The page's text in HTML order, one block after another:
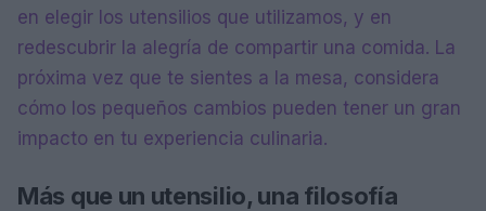
en elegir los utensilios que utilizamos, y en
redescubrir la alegría de compartir una comida. La
próxima vez que te sientes a la mesa, considera
cómo los pequeños cambios pueden tener un gran
impacto en tu experiencia culinaria.
Más que un utensilio, una filosofía